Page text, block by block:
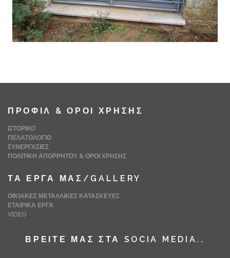
ΠΡΟΦΊΛ & ΌΡΟΙ ΧΡΉΣΗΣ
ΙΣΤΟΡΙΚΌ
ΠΕΛΑΤΟΛΌΓΙΟ
ΣΥΝΕΡΓΑΣΊΕΣ
ΠΟΛΙΤΙΚΉ ΑΠΟΡΡΉΤΟΥ & ΌΡΟΙ ΧΡΉΣΗΣ
ΤΑ ΈΡΓΑ ΜΑΣ/GALLERY
ΟΙΚΙΑΚΈΣ ΜΕΤΑΛΛΙΚΈΣ ΚΑΤΑΣΚΕΥΈΣ
ΕΤΑΙΡΙΚΆ ΈΡΓΑ
VIDEO
ΒΡΕΊΤΕ ΜΑΣ ΣΤΑ SOCIA MEDIA..